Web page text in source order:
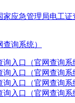
询系统）